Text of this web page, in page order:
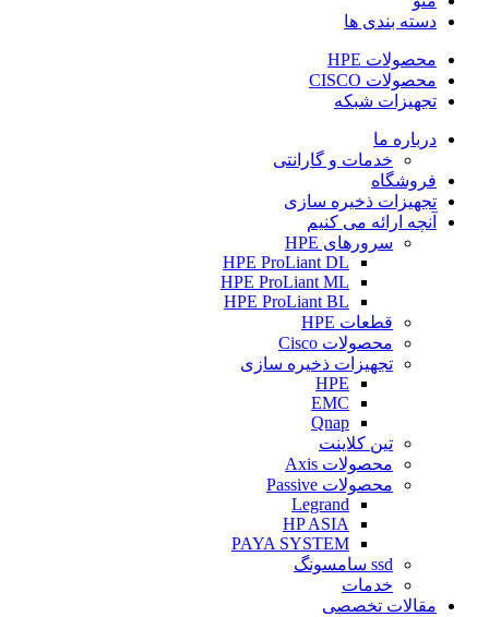
دسته بندی ها
محصولات HPE
محصولات CISCO
تجهیزات شبکه
درباره ما
خدمات و گارانتی
فروشگاه
تجهیزات ذخیره سازی
آنچه ارائه می کنیم
سرورهای HPE
HPE ProLiant DL
HPE ProLiant ML
HPE ProLiant BL
قطعات HPE
محصولات Cisco
تجهیزات ذخیره سازی
HPE
EMC
Qnap
تین کلاینت
محصولات Axis
محصولات Passive
Legrand
HP ASIA
PAYA SYSTEM
ssd سامسونگ
خدمات
مقالات تخصصی